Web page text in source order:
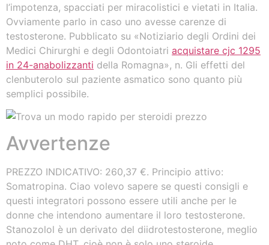
l’impotenza, spacciati per miracolistici e vietati in Italia.
Ovviamente parlo in caso uno avesse carenze di
testosterone. Pubblicato su «Notiziario degli Ordini dei
Medici Chirurghi e degli Odontoiatri acquistare cjc 1295
in 24-anabolizzanti della Romagna», n. Gli effetti del
clenbuterolo sul paziente asmatico sono quanto più
semplici possibile.
Avvertenze
PREZZO INDICATIVO: 260,37 €. Principio attivo:
Somatropina. Ciao volevo sapere se questi consigli e
questi integratori possono essere utili anche per le
donne che intendono aumentare il loro testosterone.
Stanozolol è un derivato del diidrotestosterone, meglio